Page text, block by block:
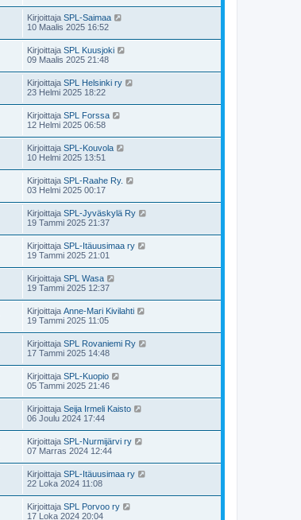
Kirjoittaja SPL-Saimaa
10 Maalis 2025 16:52
Kirjoittaja SPL Kuusjoki
09 Maalis 2025 21:48
Kirjoittaja SPL Helsinki ry
23 Helmi 2025 18:22
Kirjoittaja SPL Forssa
12 Helmi 2025 06:58
Kirjoittaja SPL-Kouvola
10 Helmi 2025 13:51
Kirjoittaja SPL-Raahe Ry.
03 Helmi 2025 00:17
Kirjoittaja SPL-Jyväskylä Ry
19 Tammi 2025 21:37
Kirjoittaja SPL-Itäuusimaa ry
19 Tammi 2025 21:01
Kirjoittaja SPL Wasa
19 Tammi 2025 12:37
Kirjoittaja Anne-Mari Kivilahti
19 Tammi 2025 11:05
Kirjoittaja SPL Rovaniemi Ry
17 Tammi 2025 14:48
Kirjoittaja SPL-Kuopio
05 Tammi 2025 21:46
Kirjoittaja Seija Irmeli Kaisto
06 Joulu 2024 17:44
Kirjoittaja SPL-Nurmijärvi ry
07 Marras 2024 12:44
Kirjoittaja SPL-Itäuusimaa ry
22 Loka 2024 11:08
Kirjoittaja SPL Porvoo ry
17 Loka 2024 20:04